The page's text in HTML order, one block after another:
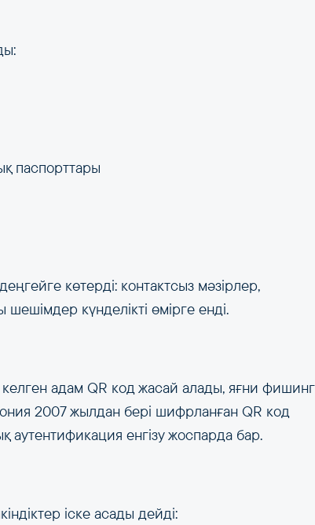
паспорттары
көтерді: контактсыз мәзірлер,
күнделікті өмірге енді.
адам QR код жасай алады, яғни фишинг
2007 жылдан бері шифрланған QR код
аутентификация енгізу жоспарда бар.
іске асады дейді: